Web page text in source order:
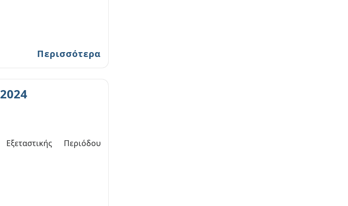
Περισσότερα
Περιόδου